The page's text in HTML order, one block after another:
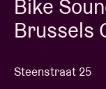
Bike
Brussels
Steenstraat 25